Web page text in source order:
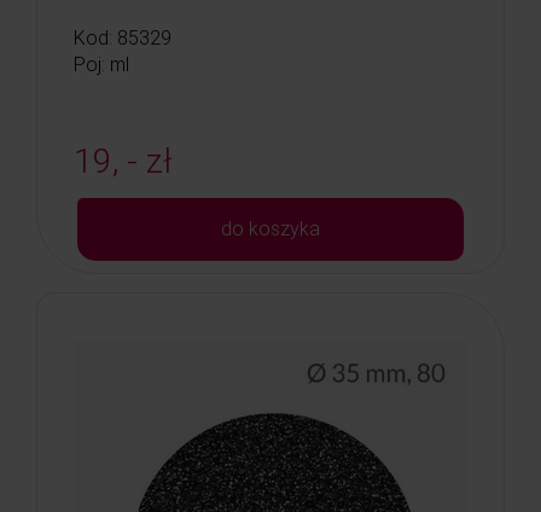
Kod: 85329
Poj: ml
19, - zł
do koszyka